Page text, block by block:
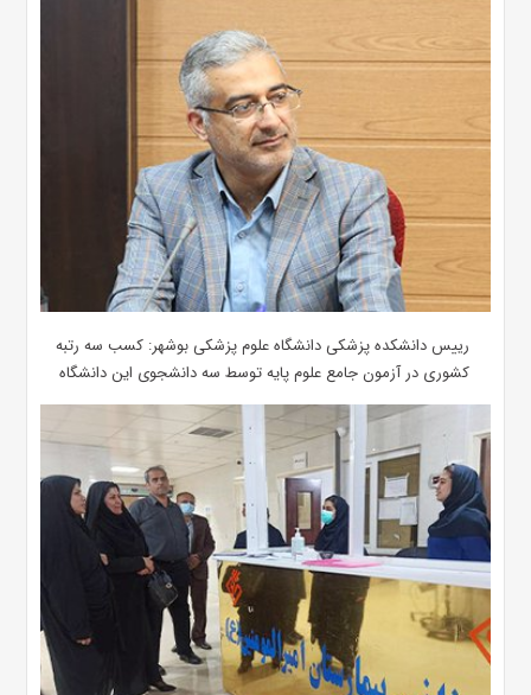
رییس دانشکده پزشکی دانشگاه علوم پزشکی بوشهر: کسب سه رتبه
کشوری در آزمون جامع علوم پایه توسط سه دانشجوی این دانشگاه